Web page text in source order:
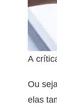
A
Ou
elas